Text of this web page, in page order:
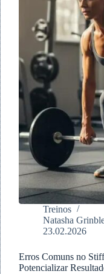
Treinos
Natasha
23.02.2026
Erros Comuns no
Potencializar